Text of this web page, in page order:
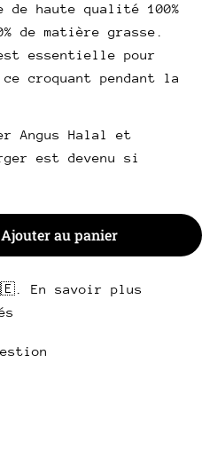
de haute qualité 100%
de matière grasse.
essentielle pour
croquant pendant la
Angus Halal et
est devenu si
Smash Burgers Angus
quantité pour Smash
Ajouter au panier
En savoir plus
question